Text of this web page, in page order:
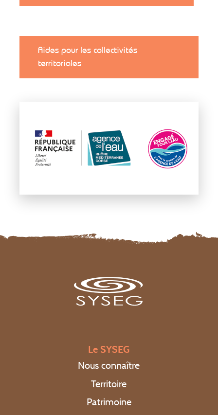
Aides pour les collectivités
territoriales
Le SYSEG
Nous connaître
Territoire
Patrimoine